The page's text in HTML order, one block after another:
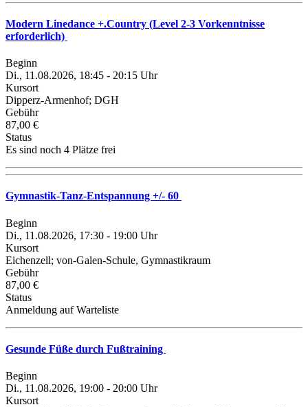
Modern Linedance +.Country (Level 2-3 Vorkenntnisse
erforderlich)
Beginn
Di., 11.08.2026, 18:45 - 20:15 Uhr
Kursort
Dipperz-Armenhof; DGH
Gebühr
87,00 €
Status
Es sind noch 4 Plätze frei
Gymnastik-Tanz-Entspannung +/- 60
Beginn
Di., 11.08.2026, 17:30 - 19:00 Uhr
Kursort
Eichenzell; von-Galen-Schule, Gymnastikraum
Gebühr
87,00 €
Status
Anmeldung auf Warteliste
Gesunde Füße durch Fußtraining
Beginn
Di., 11.08.2026, 19:00 - 20:00 Uhr
Kursort